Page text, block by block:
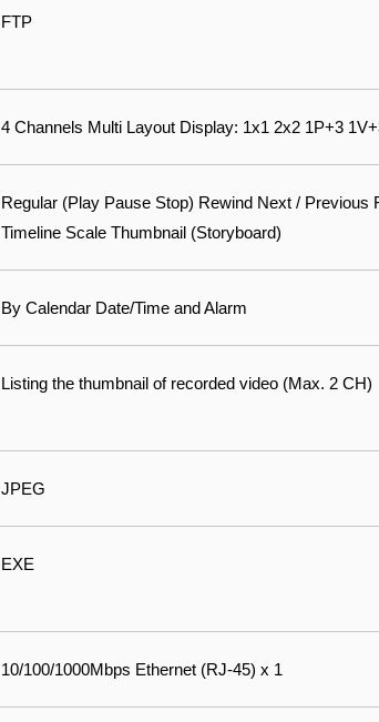
FTP
4 Channels Multi Layout Display: 1x1 2x2 1P+3
Regular (Play Pause Stop) Rewind Next / Previous
Timeline Scale Thumbnail (Storyboard)
By Calendar Date/Time and Alarm
Listing the thumbnail of recorded video (Max. 2 CH)
JPEG
EXE
10/100/1000Mbps Ethernet (RJ-45) x 1